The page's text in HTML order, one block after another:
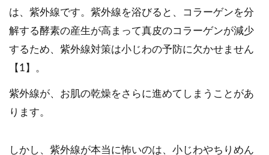
は、紫外線です。紫外線を浴びると、コラーゲンを分
解する酵素の産生が高まって真皮のコラーゲンが減少
するため、紫外線対策は小じわの予防に欠かせません
【1】。
紫外線が、お肌の乾燥をさらに進めてしまうことがあ
ります。
しかし、紫外線が本当に怖いのは、小じわやちりめん